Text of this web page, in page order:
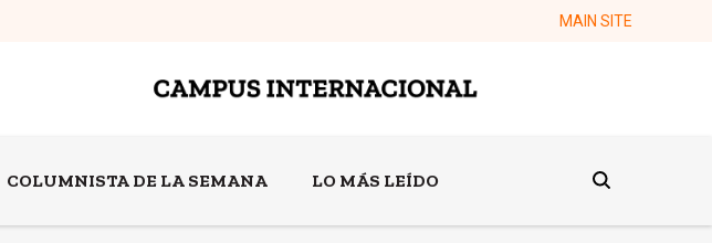
MAIN SITE
COLUMNISTA DE LA SEMANA LO MÁS LEÍDO